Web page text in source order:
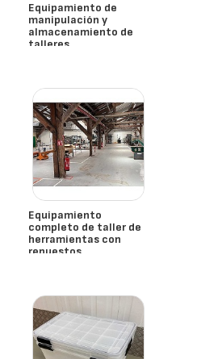
Equipamiento de
manipulación y
almacenamiento de
talleres
Equipamiento
completo de taller de
herramientas con
repuestos